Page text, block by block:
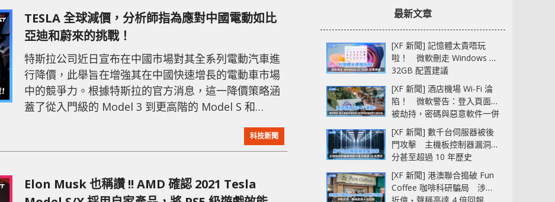
TESLA 全球減價，分析師指為應對中國電動如比
亞迪和蔚來的挑戰！
特斯拉公司近日宣布在中國市場對其全系列電動汽車進
行降價，此舉旨在增強其在中國快速增長的電動車市場
中的競爭力。根據特斯拉的官方消息，這一降價策略涵
蓋了從入門級的 Model 3 到更高階的 Model S 和
對在中國日益激烈的市場競爭，特別是來自本土品牌如
比亞迪和蔚來的挑戰。 這家由億萬富翁埃隆·馬斯克領導
四年來首次下降。馬斯克在社交平台X上發文表示，特斯
科技新聞
Elon Musk 也稱讚 !! AMD 確認 2021 Tesla
最新文章
[XF 新聞] 記憶體太貴唔玩
啦！ 微軟刪走 Windows 11
32GB 配置建議
[XF 新聞] 酒店機場 Wi-Fi 淪
陷！ 微軟警告：登入頁面可
被劫持，密碼與惡意軟件一併
中招
[XF 新聞] 數千台伺服器被後
門攻擊 主機板控制器漏洞部
分甚至超過 10 年歷史
[XF 新聞] 港澳聯合搗破 Fun
Coffee 咖啡科研騙局 涉款